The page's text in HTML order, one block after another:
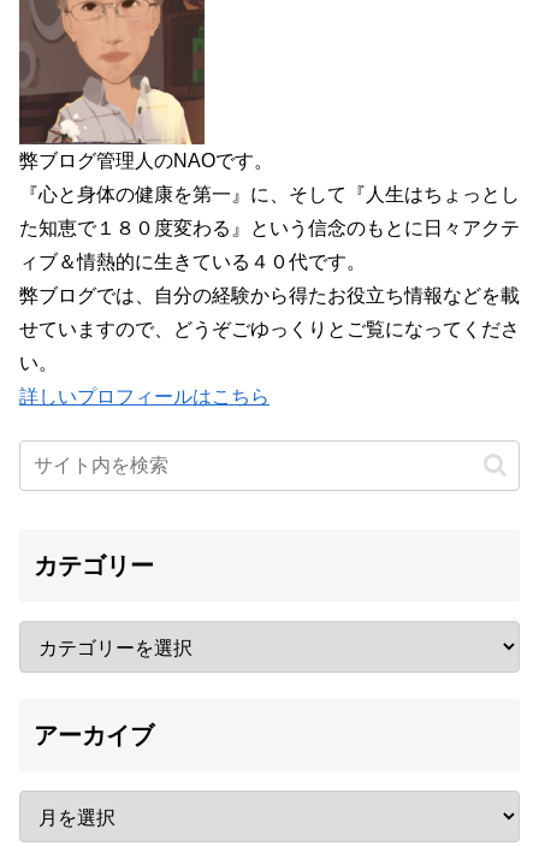
弊ブログ管理人のNAOです。
『心と身体の健康を第一』に、そして『人生はちょっとし
た知恵で１８０度変わる』という信念のもとに日々アクテ
ィブ＆情熱的に生きている４０代です。
弊ブログでは、自分の経験から得たお役立ち情報などを載
せていますので、どうぞごゆっくりとご覧になってくださ
い。
詳しいプロフィールはこちら
カテゴリー
アーカイブ